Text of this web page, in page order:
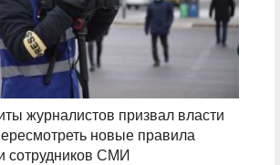
журналистов призвал власти
новые правила
сотрудников СМИ